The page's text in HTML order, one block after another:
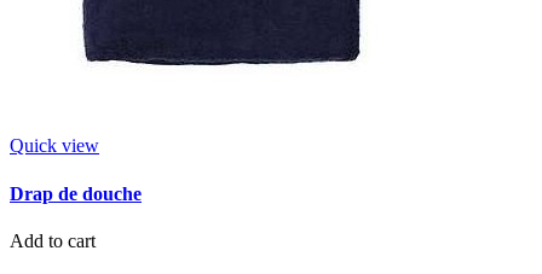
Quick view
Drap de douche
Add to cart